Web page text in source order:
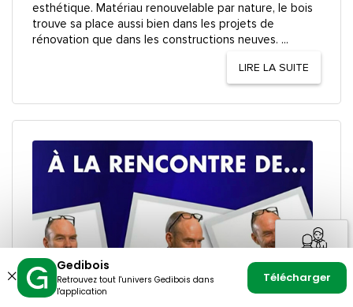
esthétique. Matériau renouvelable par nature, le bois
trouve sa place aussi bien dans les projets de
rénovation que dans les constructions neuves. ...
LIRE LA SUITE
Fermer
Gedibois
Retrouvez tout l'univers Gedibois dans
l'application
Télécharger